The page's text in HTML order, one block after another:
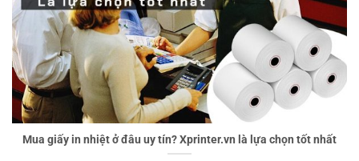
Mua giấy in nhiệt ở đâu uy tín? Xprinter.vn là lựa chọn tốt nhất